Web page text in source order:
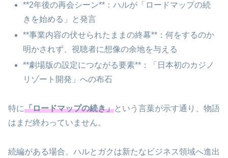
**2年後の再会シーン**：ハルが「ロードマップの続
きを始める」と発言
**事業内容の伏せられたままの終幕**：何をするのか
明かされず、視聴者に想像の余地を与える
**劇場版の設定につながる要素**：「日本初のカジノ
リゾート開発」への布石
特に「ロードマップの続き」という言葉が示す通り、物語
はまだ終わっていません。
続編がある場合、ハルとガクは新たなビジネス領域へ進出